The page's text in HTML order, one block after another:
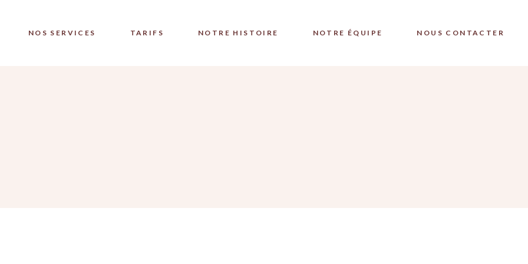
NOS SERVICES TARIFS NOTRE HISTOIRE NOTRE ÉQUIPE NOUS CONTACTER